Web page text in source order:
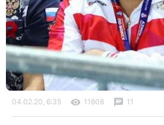
04.02.20, 6:35 11608 11